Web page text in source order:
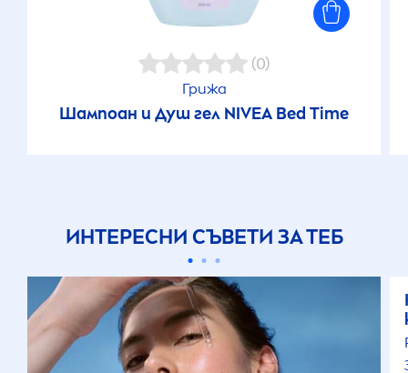
(0)
Грижа
Шампоан и Душ гел NIVEA Bed Time
ИНТЕРЕСНИ СЪВЕТИ ЗА ТЕБ